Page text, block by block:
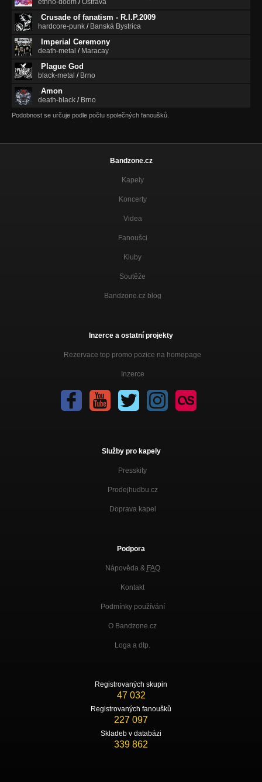
ethno-doom /Ostrava
Crusade of fanatism - R.I.P.2009
hardcore-punk / Banská Bystrica
Imperial Ceremony
death-metal / Maracay
Plague God
black-metal / Brno
Amon
death-black / Brno
Podobnost se určuje podle počtu společných fanoušků.
Bandzone.cz
Kapely
Koncerty
Videa
Fanoušci
Kluby
Soutěže
Bandzone.cz blog
Inzerce a ostatní projekty
Rezervace top promo pozice na homepage
Inzerce
Služby pro kapely
Presskity
Prodejhudbu.cz
Doprava kapel
Podpora
Nápověda & FAQ
Kontakt
Podmínky používání
O Bandzone.cz
Loga a dtp.
Registrovaných skupin
47 032
Registrovaných fanoušků
227 097
Skladeb v databázi
339 862